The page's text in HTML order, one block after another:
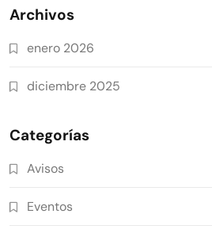
Archivos
enero 2026
diciembre 2025
Categorías
Avisos
Eventos